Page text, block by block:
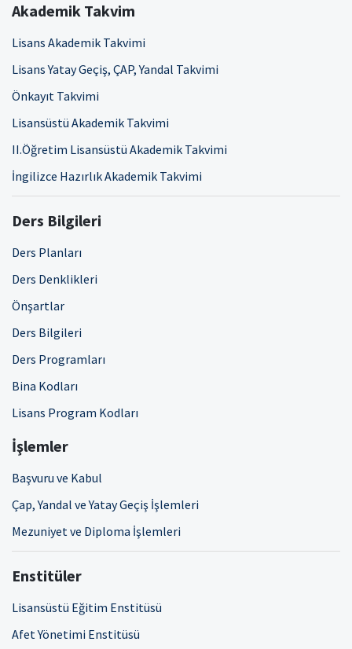
Akademik Takvim
Lisans Akademik Takvimi
Lisans Yatay Geçiş, ÇAP, Yandal Takvimi
Önkayıt Takvimi
Lisansüstü Akademik Takvimi
II.Öğretim Lisansüstü Akademik Takvimi
İngilizce Hazırlık Akademik Takvimi
Ders Bilgileri
Ders Planları
Ders Denklikleri
Önşartlar
Ders Bilgileri
Ders Programları
Bina Kodları
Lisans Program Kodları
İşlemler
Başvuru ve Kabul
Çap, Yandal ve Yatay Geçiş İşlemleri
Mezuniyet ve Diploma İşlemleri
Enstitüler
Lisansüstü Eğitim Enstitüsü
Afet Yönetimi Enstitüsü